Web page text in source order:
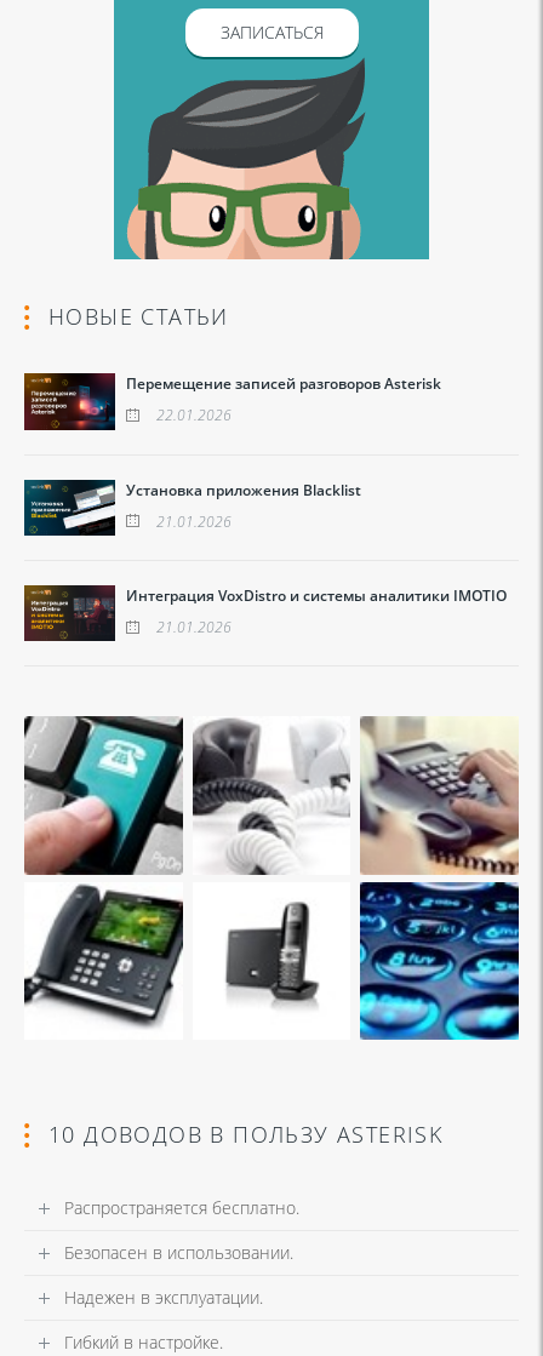
ЗАПИСАТЬСЯ
НОВЫЕ СТАТЬИ
Перемещение записей разговоров Asterisk
22.01.2026
Установка приложения Blacklist
21.01.2026
Интеграция VoxDistro и системы аналитики IMOTIO
21.01.2026
10 ДОВОДОВ В ПОЛЬЗУ ASTERISK
Распространяется бесплатно.
Безопасен в использовании.
Надежен в эксплуатации.
Гибкий в настройке.